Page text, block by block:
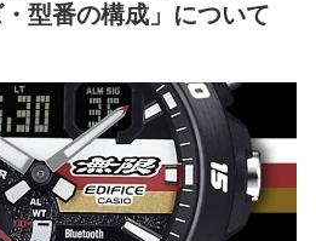
型番の構成」について